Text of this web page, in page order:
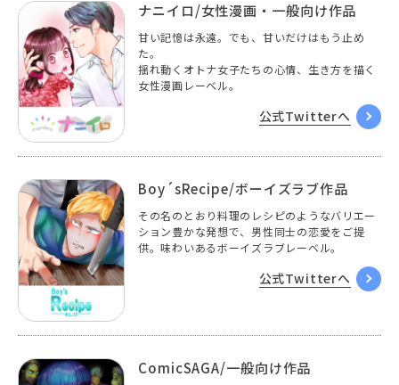
ナニイロ/女性漫画・一般向け作品
甘い記憶は永遠。でも、甘いだけはもう止め
た。
揺れ動くオトナ女子たちの心情、生き方を描く
女性漫画レーベル。
公式Twitterへ
Boy´sRecipe/ボーイズラブ作品
その名のとおり料理のレシピのようなバリエー
ション豊かな発想で、男性同士の恋愛をご提
供。味わいあるボーイズラブレーベル。
公式Twitterへ
ComicSAGA/一般向け作品